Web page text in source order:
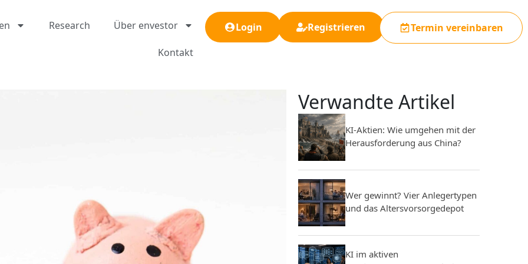
Research Über envestor
Kontakt
Login Registrieren Termin vereinbaren
Verwandte Artikel
KI-Aktien: Wie umgehen mit der
Herausforderung aus China?
Wer gewinnt? Vier Anlegertypen
und das Altersvorsorgedepot
KI im aktiven